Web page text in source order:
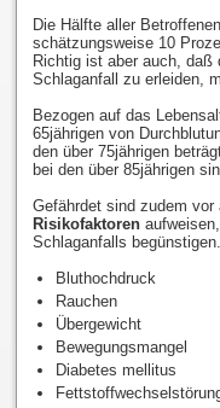
Die Hälfte aller
schätzungsweise 10
Richtig ist aber auch, daß
Schlaganfall zu erleiden,
Bezogen auf das
65jährigen von
den über 75jährigen
bei den über 85jährigen
Gefährdet sind zudem
Risikofaktoren
Schlaganfalls
Bluthochdruck
Rauchen
Übergewicht
Bewegungsmangel
Diabetes mellitus